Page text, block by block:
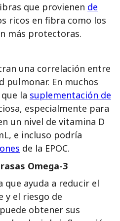
que provienen de
ricos en fibra como los
más protectoras.
una correlación entre
pulmonar. En muchos
la suplementación de
especialmente para
un nivel de vitamina D
e incluso podría
de la EPOC.
Omega-3
que ayuda a reducir el
y el riesgo de
obtener sus